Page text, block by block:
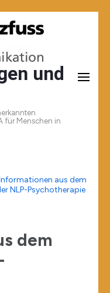
und
für Menschen in
aus dem
NLP-Psychotherapie
dem